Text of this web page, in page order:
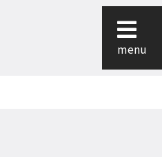
menu